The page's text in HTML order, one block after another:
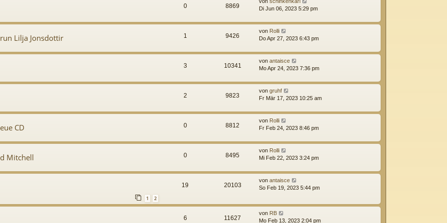
0 8869
Di Jun 06, 2023 5:29 pm
Lilja Jonsdottir 1 9426
von Rolli
Do Apr 27, 2023 6:43 pm
3 10341
von antaisce
Mo Apr 24, 2023 7:36 pm
2 9823
von gruhf
Fr Mär 17, 2023 10:25 am
CD 0 8812
von Rolli
Fr Feb 24, 2023 8:46 pm
Mitchell 0 8495
von Rolli
Mi Feb 22, 2023 3:24 pm
1 2
19 20103
von antaisce
So Feb 19, 2023 5:44 pm
6 11627
von RB
Mo Feb 13, 2023 2:04 pm